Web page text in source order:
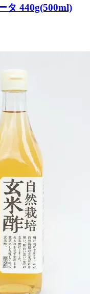
タ 440g(500ml)